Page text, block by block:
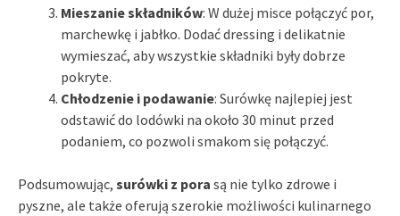
Mieszanie składników: W dużej misce połączyć por,
marchewkę i jabłko. Dodać dressing i delikatnie
wymieszać, aby wszystkie składniki były dobrze
pokryte.
Chłodzenie i podawanie: Surówkę najlepiej jest
odstawić do lodówki na około 30 minut przed
podaniem, co pozwoli smakom się połączyć.
Podsumowując, surówki z pora są nie tylko zdrowe i
pyszne, ale także oferują szerokie możliwości kulinarnego